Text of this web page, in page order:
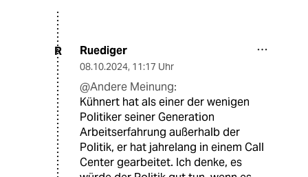
R Ruediger
08.10.2024, 11:17 Uhr
@Andere Meinung:
Kühnert hat als einer der wenigen
Politiker seiner Generation
Arbeitserfahrung außerhalb der
Politik, er hat jahrelang in einem Call
Center gearbeitet. Ich denke, es